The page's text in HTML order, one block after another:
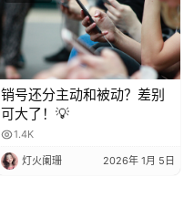
销号还分主动和被动？差别
可大了！💡
1.4K
灯火阑珊 2026年 1月 5日